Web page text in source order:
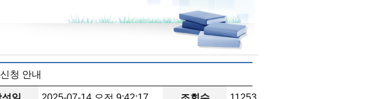
청 안내